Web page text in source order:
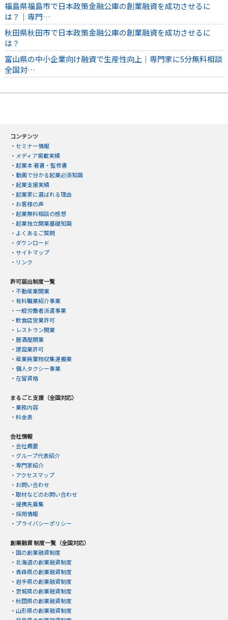
福島県福島市で日本政策金融公庫の創業融資を成功させるに
は？｜専門…
秋田県秋田市で日本政策金融公庫の創業融資を成功させるに
は？
富山県の中小企業向け融資で生産性向上｜専門家に5分無料相談
全国対…
コンテンツ
・ セミナー情報
・ メディア掲載実績
・ 起業本 著書・監修書
・ 動画で分かる起業必須知識
・ 起業支援実績
・ 起業家に選ばれる理由
・ お客様の声
・ 起業無料相談の感想
・ 起業独立開業基礎知識
・ よくあるご質問
・ ダウンロード
・ サイトマップ
・ リンク
許可届出制度一覧
・ 不動産業開業
・ 有料職業紹介事業
・ 一般労働者派遣事業
・ 飲食店営業許可
・ レストラン開業
・ 居酒屋開業
・ 建設業許可
・ 産業廃棄物収集運搬業
・ 個人タクシー事業
・ 在留資格
まるごと支援（全国対応）
・ 業務内容
・ 料金表
会社情報
・ 会社概要
・ グループ代表紹介
・ 専門家紹介
・ アクセスマップ
・ お問い合わせ
・ 取材などのお問い合わせ
・ 提携先募集
・ 採用情報
・ プライバシーポリシー
創業融資 制度一覧（全国対応）
・ 国の創業融資制度
・ 北海道の創業融資制度
・ 青森県の創業融資制度
・ 岩手県の創業融資制度
・ 宮城県の創業融資制度
・ 秋田県の創業融資制度
・ 山形県の創業融資制度